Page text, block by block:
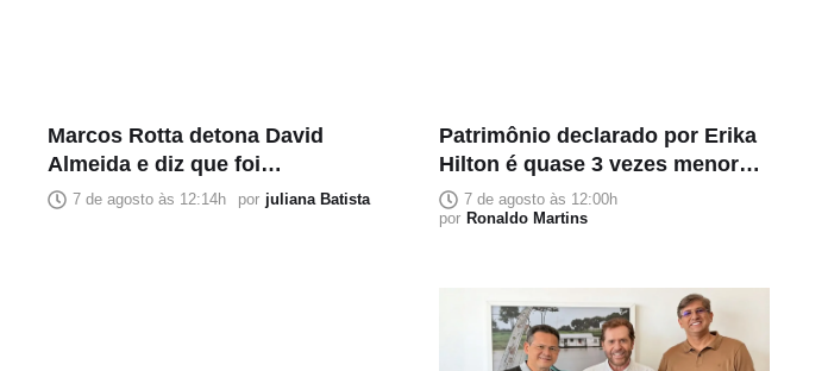
Marcos Rotta detona David
Almeida e diz que foi
“apunhalado pelas costas”
7 de agosto às 12:14h por juliana Batista
Patrimônio declarado por Erika
Hilton é quase 3 vezes menor
que salário mensal
7 de agosto às 12:00h
por Ronaldo Martins